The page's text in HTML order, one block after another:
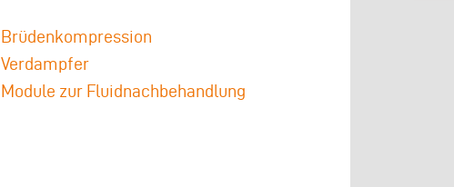
Brüdenkompression
Verdampfer
Module zur Fluidnachbehandlung